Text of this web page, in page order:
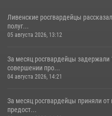
Ливенские росгвардейцы
полуг...
05 августа 2026, 13:12
За месяц росгвардейцы
совершении про...
04 августа 2026, 14:21
За месяц росгвардейцы приняли
предост...